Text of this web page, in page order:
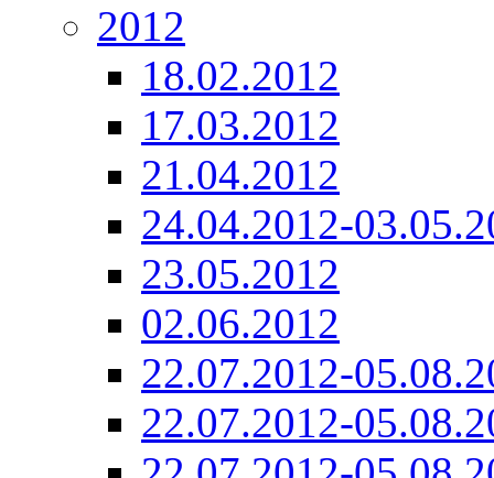
2012
18.02.2012
17.03.2012
21.04.2012
24.04.2012-
23.05.2012
02.06.2012
22.07.2012-
22.07.2012-